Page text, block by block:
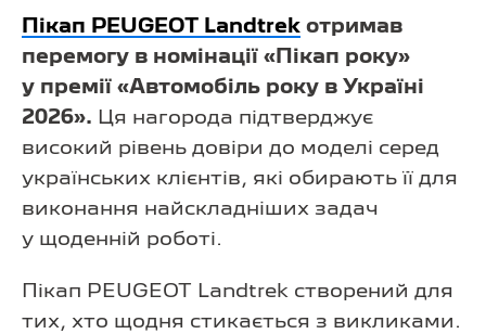
Пікап PEUGEOT Landtrek отримав
перемогу в номінації «Пікап року»
у премії «Автомобіль року в Україні
2026». Ця нагорода підтверджує
високий рівень довіри до моделі серед
українських клієнтів, які обирають її для
виконання найскладніших задач
у щоденній роботі.
Пікап PEUGEOT Landtrek створений для
тих, хто щодня стикається з викликами.